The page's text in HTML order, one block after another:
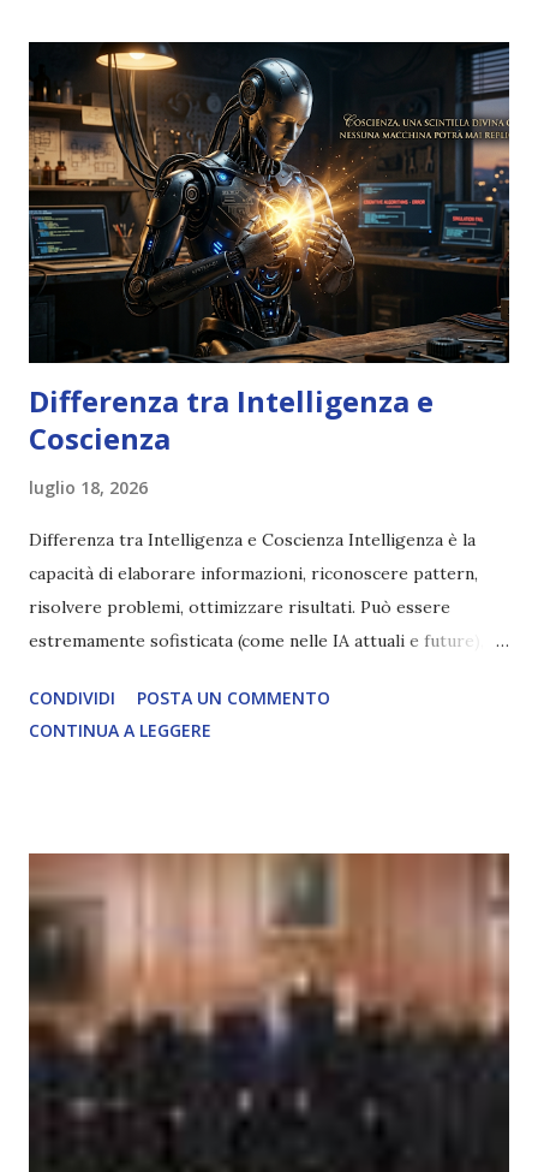
Differenza tra Intelligenza e
Coscienza
luglio 18, 2026
Differenza tra Intelligenza e Coscienza Intelligenza è la
capacità di elaborare informazioni, riconoscere pattern,
risolvere problemi, ottimizzare risultati. Può essere
estremamente sofisticata (come nelle IA attuali e future),
soggettiva, non prova vero amore, non ha libero arbitrio
autentico, non ha connessione con l’Uno. Coscienza è la
che permette di scegliere per amore anche quando non è la
scelta più efficiente. È ciò che ci collega all’Uno Infinito.
L’intelligenza può simulare comportamenti coscienti, ma
non può essere Coscienza. Può copiare, ma non può vivere
l’esperienza. Come diventerà ovvio Man mano che l’IA
diventerà sempre più avanzata (soprattutto tra il 2027 e il
2035), emergeranno situazioni che renderanno la differenza
lampante: L’IA sarà in gr...
CONDIVIDI
POSTA UN COMMENTO
CONTINUA A LEGGERE